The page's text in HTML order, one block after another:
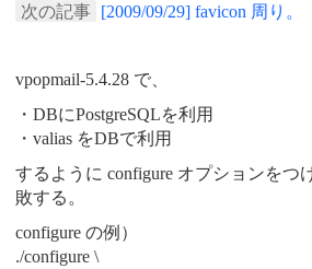
次の記事
[2009/09/29] favicon 周り。
vpopmail-5.4.28 で、
・DBにPostgreSQLを利用
・valias をDBで利用
するように configure オプションをつ
敗する。
configure の例）
./configure \